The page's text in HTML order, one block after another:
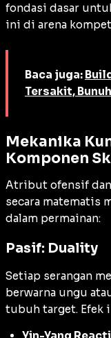
fondasi dasar
ini di arena
Baca juga:
Tersakit,
Mekanika
Komponen
Atribut ofensif
secara matematis
dalam permainan:
Pasif: Duality
Setiap serangan
berwarna ungu
tubuh target. Efek